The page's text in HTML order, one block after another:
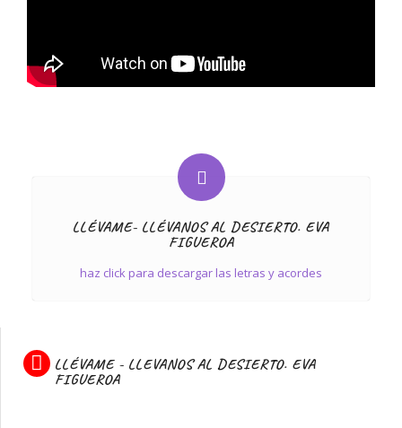
LLÉVAME- LLÉVANOS AL DESIERTO. EVA
FIGUEROA
haz click para descargar las letras y acordes
LLÉVAME - LLEVANOS AL DESIERTO. EVA
FIGUEROA